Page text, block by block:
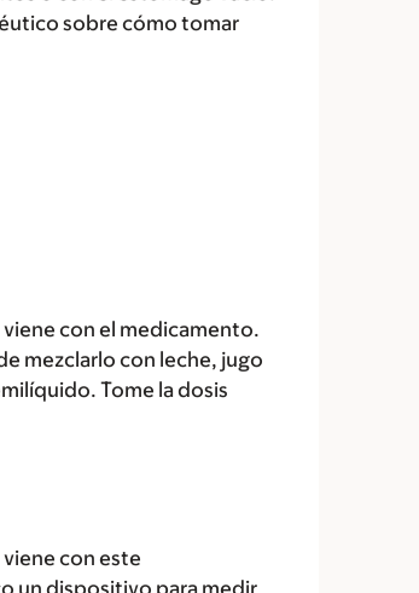
sobre cómo tomar
con el medicamento.
mezclarlo con leche, jugo
Tome la dosis
con este
un dispositivo para medir